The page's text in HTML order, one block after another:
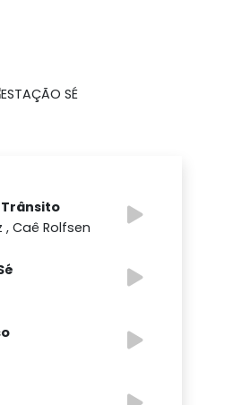
Trânsito
, Caê Rolfsen